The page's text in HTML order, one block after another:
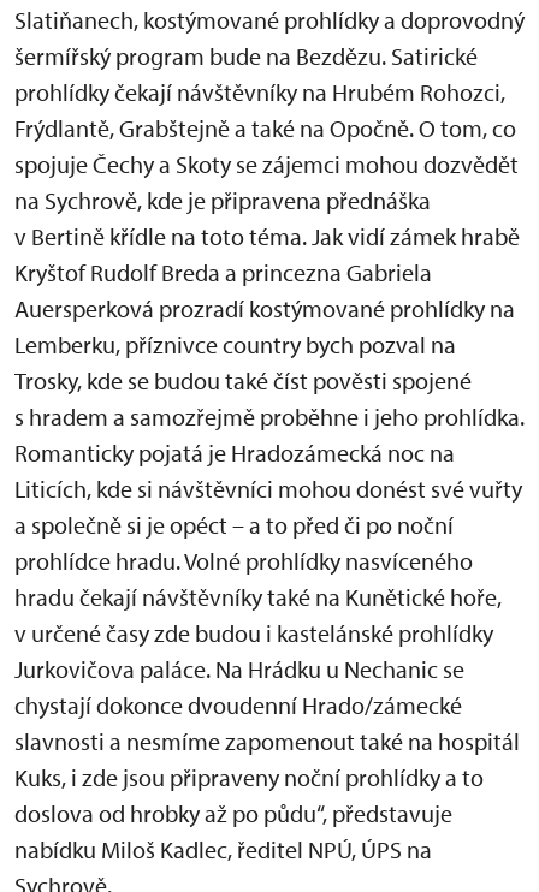
Slatiňanech, kostýmované prohlídky a doprovodný
šermířský program bude na Bezdězu. Satirické
prohlídky čekají návštěvníky na Hrubém Rohozci,
Frýdlantě, Grabštejně a také na Opočně. O tom, co
spojuje Čechy a Skoty se zájemci mohou dozvědět
na Sychrově, kde je připravena přednáška
v Bertině křídle na toto téma. Jak vidí zámek hrabě
Kryštof Rudolf Breda a princezna Gabriela
Auersperková prozradí kostýmované prohlídky na
Lemberku, příznivce country bych pozval na
Trosky, kde se budou také číst pověsti spojené
s hradem a samozřejmě proběhne i jeho prohlídka.
Romanticky pojatá je Hradozámecká noc na
Liticích, kde si návštěvníci mohou donést své vuřty
a společně si je opéct – a to před či po noční
prohlídce hradu. Volné prohlídky nasvíceného
hradu čekají návštěvníky také na Kunětické hoře,
v určené časy zde budou i kastelánské prohlídky
Jurkovičova paláce. Na Hrádku u Nechanic se
chystají dokonce dvoudenní Hrado/zámecké
slavnosti a nesmíme zapomenout také na hospitál
Kuks, i zde jsou připraveny noční prohlídky a to
doslova od hrobky až po půdu“, představuje
nabídku Miloš Kadlec, ředitel NPÚ, ÚPS na
Sychrově.